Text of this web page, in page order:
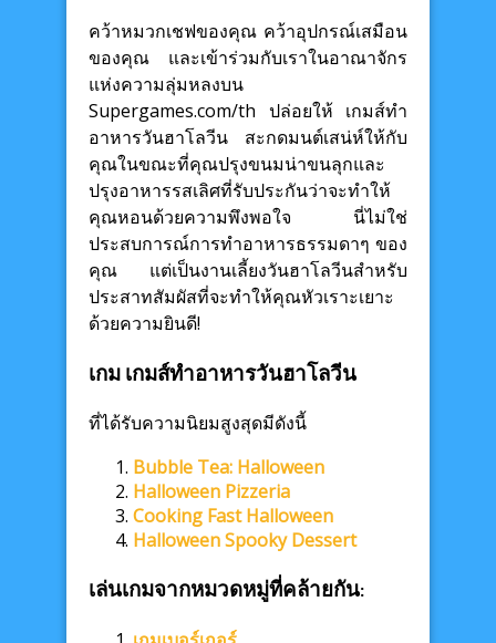
คว้าหมวกเชฟของคุณ คว้าอุปกรณ์เสมือน
ของคุณ และเข้าร่วมกับเราในอาณาจักร
แห่งความลุ่มหลงบน
Supergames.com/th ปล่อยให้ เกมส์ทำ
อาหารวันฮาโลวีน สะกดมนต์เสน่ห์ให้กับ
คุณในขณะที่คุณปรุงขนมน่าขนลุกและ
ปรุงอาหารรสเลิศที่รับประกันว่าจะทำให้
คุณหอนด้วยความพึงพอใจ นี่ไม่ใช่
ประสบการณ์การทำอาหารธรรมดาๆ ของ
คุณ แต่เป็นงานเลี้ยงวันฮาโลวีนสำหรับ
ประสาทสัมผัสที่จะทำให้คุณหัวเราะเยาะ
ด้วยความยินดี!
เกม เกมส์ทำอาหารวันฮาโลวีน
ที่ได้รับความนิยมสูงสุดมีดังนี้
Bubble Tea: Halloween
Halloween Pizzeria
Cooking Fast Halloween
Halloween Spooky Dessert
เล่นเกมจากหมวดหมู่ที่คล้ายกัน: